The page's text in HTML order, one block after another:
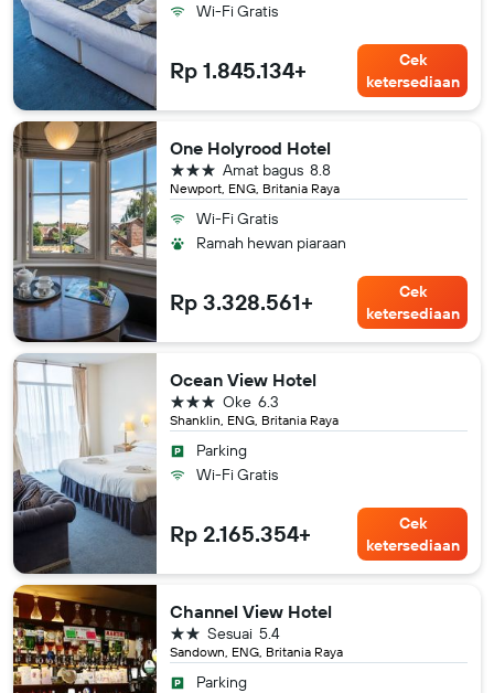
Wi-Fi Gratis
Rp 1.845.134+
Cek
ketersediaan
One Holyrood Hotel
Newport, ENG, Britania Raya
8.8
Amat bagus
bintang 3
Wi-Fi Gratis
Ramah hewan piaraan
Rp 3.328.561+
Cek
ketersediaan
Ocean View Hotel
Shanklin, ENG, Britania Raya
6.3
Oke
bintang 3
Parking
Wi-Fi Gratis
Rp 2.165.354+
Cek
ketersediaan
Channel View Hotel
Sandown, ENG, Britania Raya
5.4
Sesuai
bintang 2
Parking